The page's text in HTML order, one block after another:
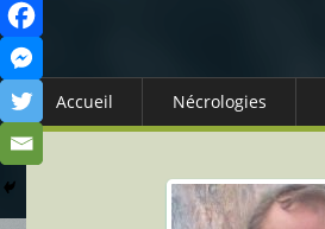
Accueil Nécrologies